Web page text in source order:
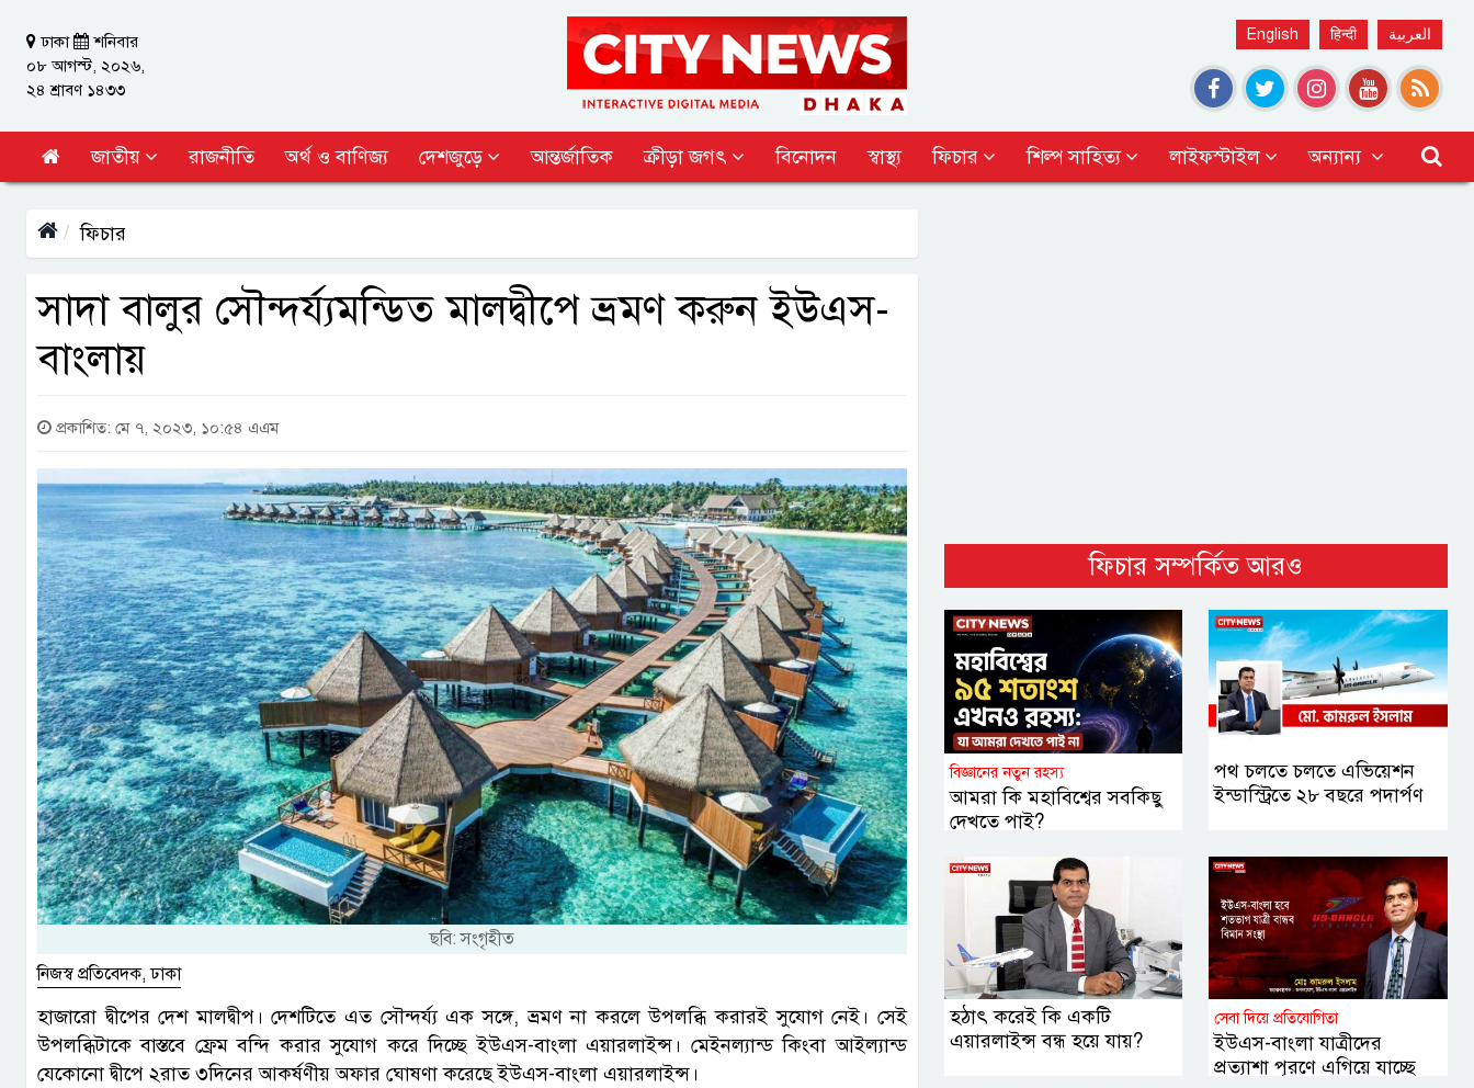
ঢাকা
শনিবার
০৮ আগস্ট, ২০২৬,
২৪ শ্রাবণ ১৪৩৩
English हिन्दी العربية
জাতীয় রাজনীতি অর্থ ও বাণিজ্য দেশজুড়ে আন্তর্জাতিক ক্রীড়া জগৎ বিনোদন স্বাস্থ্য ফিচার শিল্প সাহিত্য লাইফস্টাইল অন্যান্য
ফিচার
সাদা বালুর সৌন্দর্য্যমন্ডিত মালদ্বীপে ভ্রমণ করুন ইউএস-
বাংলায়
প্রকাশিত: মে ৭, ২০২৩, ১০:৫৪ এএম
ছবি: সংগৃহীত
নিজস্ব প্রতিবেদক, ঢাকা
হাজারো দ্বীপের দেশ মালদ্বীপ। দেশটিতে এত সৌন্দর্য্য এক সঙ্গে, ভ্রমণ না করলে উপলব্ধি করারই সুযোগ নেই। সেই
উপলব্ধিটাকে বাস্তবে ফ্রেম বন্দি করার সুযোগ করে দিচ্ছে ইউএস-বাংলা এয়ারলাইন্স। মেইনল্যান্ড কিংবা আইল্যান্ড
যেকোনো দ্বীপে ২রাত ৩দিনের আকর্ষণীয় অফার ঘোষণা করেছে ইউএস-বাংলা এয়ারলাইন্স।
ফিচার সম্পর্কিত আরও
বিজ্ঞানের নতুন রহস্য
আমরা কি মহাবিশ্বের সবকিছু
দেখতে পাই?
পথ চলতে চলতে এভিয়েশন
ইন্ডাস্ট্রিতে ২৮ বছরে পদার্পণ
হঠাৎ করেই কি একটি
এয়ারলাইন্স বন্ধ হয়ে যায়?
সেবা দিয়ে প্রতিযোগিতা
ইউএস-বাংলা যাত্রীদের
প্রত্যাশা পূরণে এগিয়ে যাচ্ছে